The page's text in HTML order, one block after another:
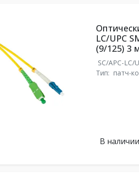
LC/UPC
(9/125) 3
SC/APC-LC/
Тип: патч-
В наличии